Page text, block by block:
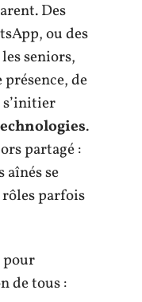
Des
ou des
seniors,
de
s’initier
.
partagé :
aînés se
parfois
pour
de tous :